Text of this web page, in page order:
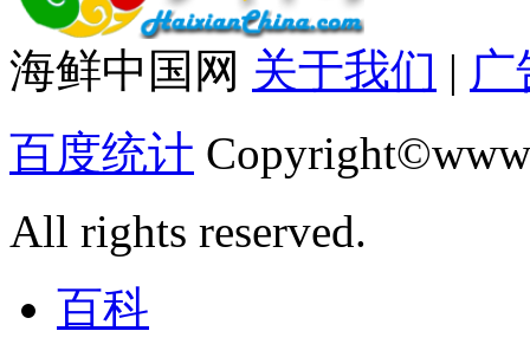
海鲜中国网 关于我们 | 广
百度统计
All rights reserved.
百科